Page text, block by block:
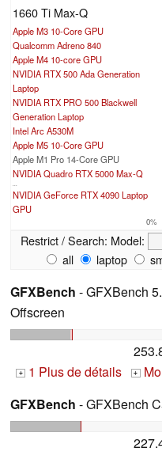
1660 Ti Max-Q
Apple M3 10-Core GPU
Qualcomm Adreno 840
Apple M4 10-core GPU
NVIDIA RTX 500 Ada Generation
Laptop
NVIDIA RTX PRO 500 Blackwell
Generation Laptop
Intel Arc A530M
Apple M5 10-Core GPU
Apple M1 Pro 14-Core GPU
NVIDIA Quadro RTX 5000 Max-Q
...
NVIDIA GeForce RTX 4090 Laptop
GPU
0%
Restrict / Search: Model:
all
laptop
GFXBench - GFXBench
Offscreen
+ 1 Plus de détails +
GFXBench - GFXBench